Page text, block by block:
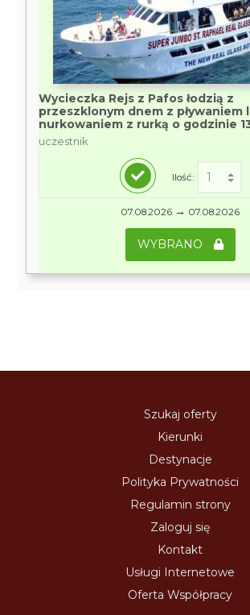
Wycieczka Rejs z Pafos łodzią z
przeszklonym dnem z pływaniem
nurkowaniem z rurką o godzinie
uczestnik
Ilość:
07.08.2026 → 07.08.2026
WYBRANO
Szukaj oferty
Kierunki
Destynacje
Polityka Prywatności
Regulamin strony
Zaloguj się
Kontakt
Usługi Internetowe
Oferta Współpracy